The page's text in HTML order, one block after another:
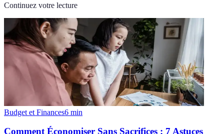
Continuez votre lecture
Budget et Finances6 min
Comment Économiser Sans Sacrifices : 7 Astuces